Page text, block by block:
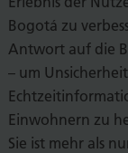
Bogotá zu
Antwort auf die
– um
Einwohnern zu
Sie ist mehr als